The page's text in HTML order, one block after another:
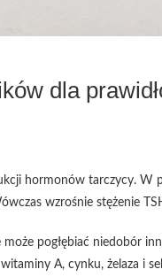
dla
hormonów tarczycy.
wzrośnie stężenie
pogłębiać niedobór
A, cynku, żelaza i